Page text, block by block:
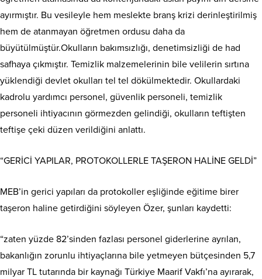
ayırmıştır. Bu vesileyle hem meslekte branş krizi derinleştirilmiş
hem de atanmayan öğretmen ordusu daha da
büyütülmüştür.Okulların bakımsızlığı, denetimsizliği de had
safhaya çıkmıştır. Temizlik malzemelerinin bile velilerin sırtına
yüklendiği devlet okulları tel tel dökülmektedir. Okullardaki
kadrolu yardımcı personel, güvenlik personeli, temizlik
personeli ihtiyacının görmezden gelindiği, okulların teftişten
teftişe çeki düzen verildiğini anlattı.
“GERİCİ YAPILAR, PROTOKOLLERLE TAŞERON HALİNE GELDİ”
MEB’in gerici yapıları da protokoller eşliğinde eğitime birer
taşeron haline getirdiğini söyleyen Özer, şunları kaydetti:
“zaten yüzde 82’sinden fazlası personel giderlerine ayrılan,
bakanlığın zorunlu ihtiyaçlarına bile yetmeyen bütçesinden 5,7
milyar TL tutarında bir kaynağı Türkiye Maarif Vakfı’na ayırarak,